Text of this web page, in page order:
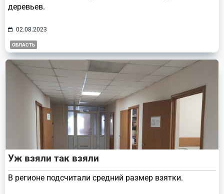
деревьев.
02.08.2023
ОБЛАСТЬ
Уж взяли так взяли
В регионе подсчитали средний размер взятки.